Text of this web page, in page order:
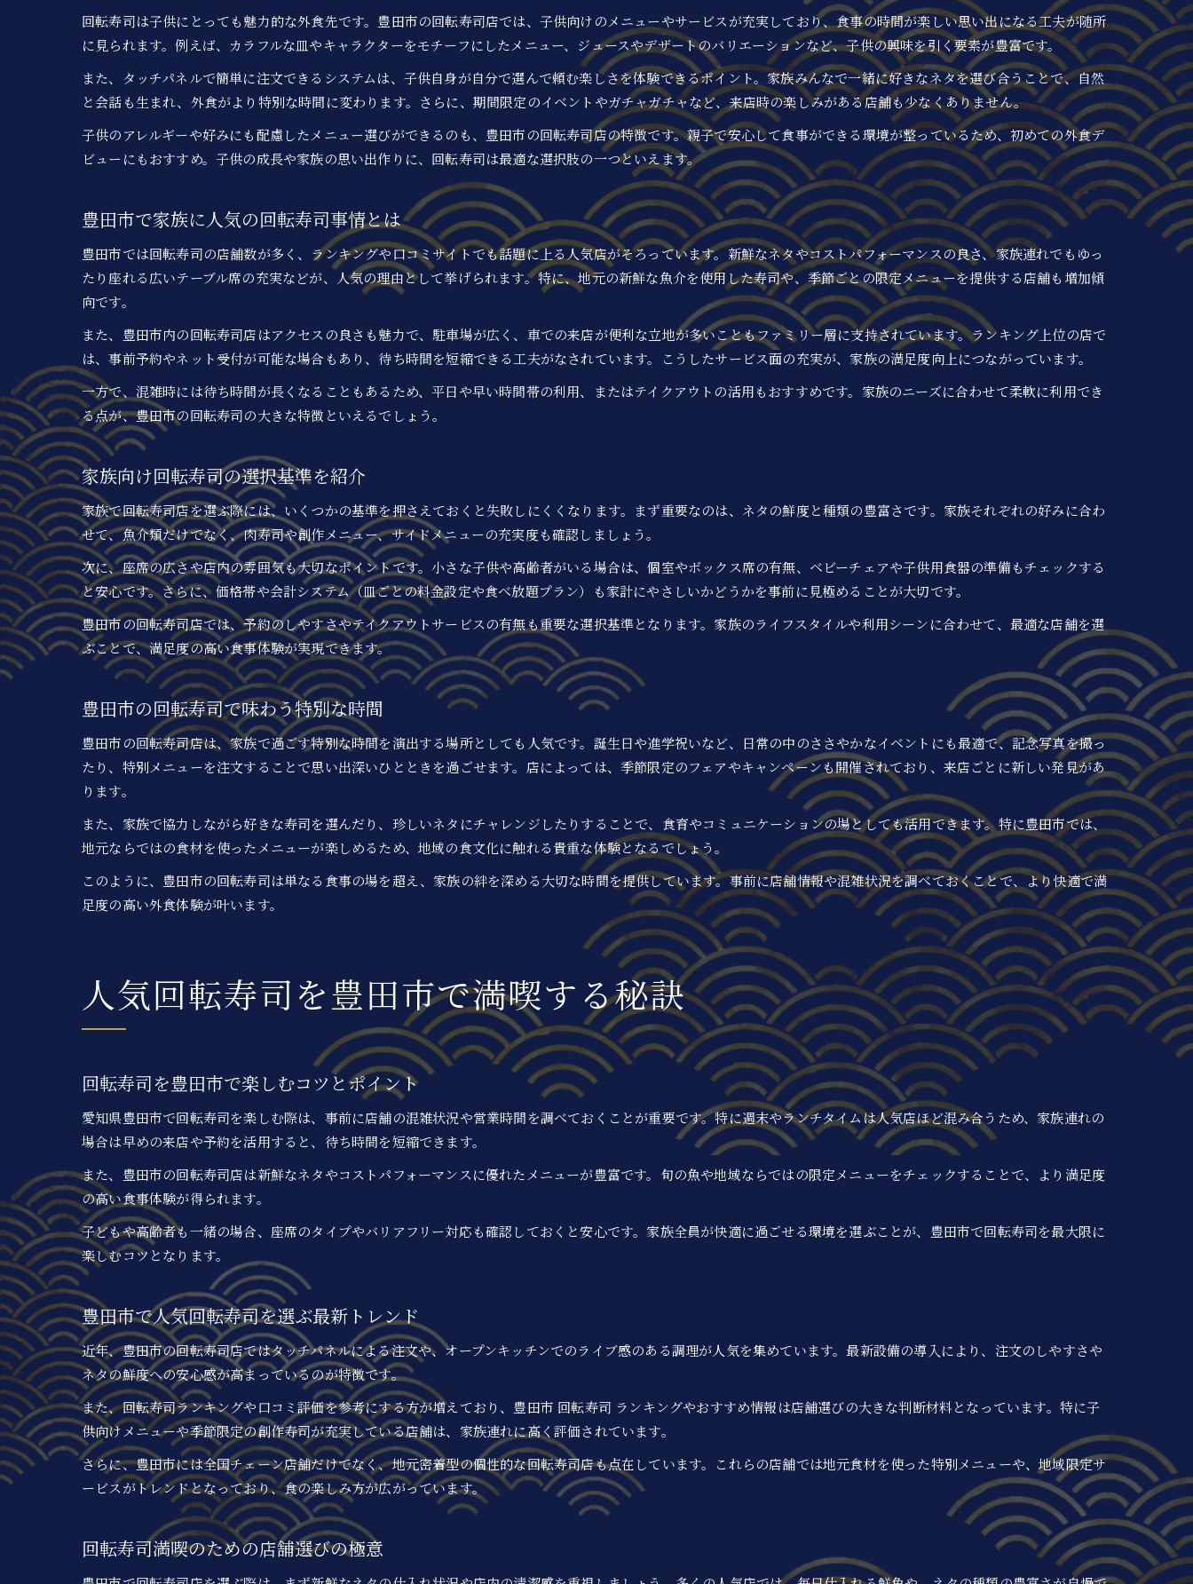
新鮮さが自慢の豊田市回転寿司特集
回転寿司のネタの鮮度を見極めるポイント
豊田市回転寿司で新鮮ネタを堪能しよう
満足度が高い回転寿司の選定ポイント
満足度重視の回転寿司選びの秘訣を解説
回転寿司の満足度を高める選定基準とは
豊田市で満足度の高い回転寿司の特徴
家族が喜ぶ回転寿司選定のチェックポイント
回転寿司選びで外せないポイントを紹介
ランチやディナーで輝く回転寿司の魅力
ランチやディナーで味わう回転寿司の楽しみ方
回転寿司が人気のランチタイムの活用法
ディナーにも最適な回転寿司の魅力とは
豊田市回転寿司のランチ・ディナー事情
家族で楽しむ回転寿司の食事シーン提案
回転寿司は子供にとっても魅力的な外食先です。豊田市の回転寿司店では、子供向けのメニューやサービスが充実しており、食事の時間が楽しい思い出になる工夫が随所
に見られます。例えば、カラフルな皿やキャラクターをモチーフにしたメニュー、ジュースやデザートのバリエーションなど、子供の興味を引く要素が豊富です。
また、タッチパネルで簡単に注文できるシステムは、子供自身が自分で選んで頼む楽しさを体験できるポイント。家族みんなで一緒に好きなネタを選び合うことで、自然
と会話も生まれ、外食がより特別な時間に変わります。さらに、期間限定のイベントやガチャガチャなど、来店時の楽しみがある店舗も少なくありません。
子供のアレルギーや好みにも配慮したメニュー選びができるのも、豊田市の回転寿司店の特徴です。親子で安心して食事ができる環境が整っているため、初めての外食デ
ビューにもおすすめ。子供の成長や家族の思い出作りに、回転寿司は最適な選択肢の一つといえます。
豊田市で家族に人気の回転寿司事情とは
豊田市では回転寿司の店舗数が多く、ランキングや口コミサイトでも話題に上る人気店がそろっています。新鮮なネタやコストパフォーマンスの良さ、家族連れでもゆっ
たり座れる広いテーブル席の充実などが、人気の理由として挙げられます。特に、地元の新鮮な魚介を使用した寿司や、季節ごとの限定メニューを提供する店舗も増加傾
向です。
また、豊田市内の回転寿司店はアクセスの良さも魅力で、駐車場が広く、車での来店が便利な立地が多いこともファミリー層に支持されています。ランキング上位の店で
は、事前予約やネット受付が可能な場合もあり、待ち時間を短縮できる工夫がなされています。こうしたサービス面の充実が、家族の満足度向上につながっています。
一方で、混雑時には待ち時間が長くなることもあるため、平日や早い時間帯の利用、またはテイクアウトの活用もおすすめです。家族のニーズに合わせて柔軟に利用でき
る点が、豊田市の回転寿司の大きな特徴といえるでしょう。
家族向け回転寿司の選択基準を紹介
家族で回転寿司店を選ぶ際には、いくつかの基準を押さえておくと失敗しにくくなります。まず重要なのは、ネタの鮮度と種類の豊富さです。家族それぞれの好みに合わ
せて、魚介類だけでなく、肉寿司や創作メニュー、サイドメニューの充実度も確認しましょう。
次に、座席の広さや店内の雰囲気も大切なポイントです。小さな子供や高齢者がいる場合は、個室やボックス席の有無、ベビーチェアや子供用食器の準備もチェックする
と安心です。さらに、価格帯や会計システム（皿ごとの料金設定や食べ放題プラン）も家計にやさしいかどうかを事前に見極めることが大切です。
豊田市の回転寿司店では、予約のしやすさやテイクアウトサービスの有無も重要な選択基準となります。家族のライフスタイルや利用シーンに合わせて、最適な店舗を選
ぶことで、満足度の高い食事体験が実現できます。
豊田市の回転寿司で味わう特別な時間
豊田市の回転寿司店は、家族で過ごす特別な時間を演出する場所としても人気です。誕生日や進学祝いなど、日常の中のささやかなイベントにも最適で、記念写真を撮っ
たり、特別メニューを注文することで思い出深いひとときを過ごせます。店によっては、季節限定のフェアやキャンペーンも開催されており、来店ごとに新しい発見があ
ります。
また、家族で協力しながら好きな寿司を選んだり、珍しいネタにチャレンジしたりすることで、食育やコミュニケーションの場としても活用できます。特に豊田市では、
地元ならではの食材を使ったメニューが楽しめるため、地域の食文化に触れる貴重な体験となるでしょう。
このように、豊田市の回転寿司は単なる食事の場を超え、家族の絆を深める大切な時間を提供しています。事前に店舗情報や混雑状況を調べておくことで、より快適で満
足度の高い外食体験が叶います。
人気回転寿司を豊田市で満喫する秘訣
回転寿司を豊田市で楽しむコツとポイント
愛知県豊田市で回転寿司を楽しむ際は、事前に店舗の混雑状況や営業時間を調べておくことが重要です。特に週末やランチタイムは人気店ほど混み合うため、家族連れの
場合は早めの来店や予約を活用すると、待ち時間を短縮できます。
また、豊田市の回転寿司店は新鮮なネタやコストパフォーマンスに優れたメニューが豊富です。旬の魚や地域ならではの限定メニューをチェックすることで、より満足度
の高い食事体験が得られます。
子どもや高齢者も一緒の場合、座席のタイプやバリアフリー対応も確認しておくと安心です。家族全員が快適に過ごせる環境を選ぶことが、豊田市で回転寿司を最大限に
楽しむコツとなります。
豊田市で人気回転寿司を選ぶ最新トレンド
近年、豊田市の回転寿司店ではタッチパネルによる注文や、オープンキッチンでのライブ感のある調理が人気を集めています。最新設備の導入により、注文のしやすさや
ネタの鮮度への安心感が高まっているのが特徴です。
また、回転寿司ランキングや口コミ評価を参考にする方が増えており、豊田市 回転寿司 ランキングやおすすめ情報は店舗選びの大きな判断材料となっています。特に子
供向けメニューや季節限定の創作寿司が充実している店舗は、家族連れに高く評価されています。
さらに、豊田市には全国チェーン店舗だけでなく、地元密着型の個性的な回転寿司店も点在しています。これらの店舗では地元食材を使った特別メニューや、地域限定サ
ービスがトレンドとなっており、食の楽しみ方が広がっています。
回転寿司満喫のための店舗選びの極意
お問い合わせはこちら
お問い合わせはこちら